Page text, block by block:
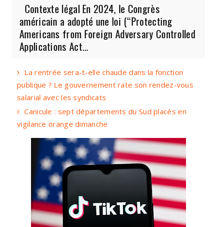
Contexte légal En 2024, le Congrès
américain a adopté une loi (“Protecting
Americans from Foreign Adversary Controlled
Applications Act...
La rentrée sera-t-elle chaude dans la fonction
publique ? Le gouvernement rate son rendez-vous
salarial avec les syndicats
Canicule : sept départements du Sud placés en
vigilance orange dimanche